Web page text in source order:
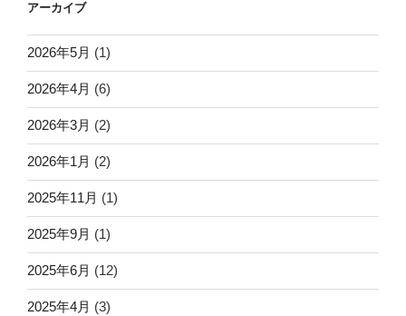
アーカイブ
2026年5月 (1)
2026年4月 (6)
2026年3月 (2)
2026年1月 (2)
2025年11月 (1)
2025年9月 (1)
2025年6月 (12)
2025年4月 (3)